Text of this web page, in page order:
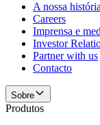
A nossa
Careers
Imprensa e
Investor
Partner with us
Contacto
Sobre
Produtos